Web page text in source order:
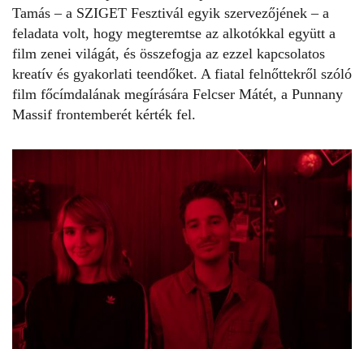
Tamás – a SZIGET Fesztivál egyik szervezőjének – a
feladata volt, hogy megteremtse az alkotókkal együtt a
film zenei világát, és összefogja az ezzel kapcsolatos
kreatív és gyakorlati teendőket. A fiatal felnőttekről szóló
film főcímdalának megírására Felcser Mátét, a Punnany
Massif frontemberét kérték fel.